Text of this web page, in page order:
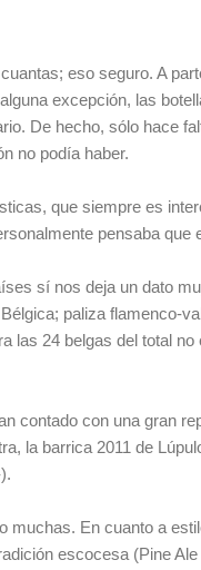
eso seguro. A
excepción, las
De hecho, sólo hace
no podía haber.
que siempre es
pensaba
sí nos deja un dato
paliza flamenco-
las 24 belgas del total
contado con una gran
la barrica 2011 de
muchas. En cuanto a
escocesa (Pine